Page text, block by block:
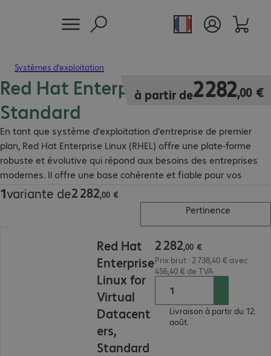
Systèmes d’exploitation
Red Hat Enterprise Linux
Standard
En tant que système d'exploitation d'entreprise de premier
plan, Red Hat Enterprise Linux (RHEL) offre une plate-forme
robuste et évolutive qui répond aux besoins des entreprises
modernes. Il offre une base cohérente et fiable pour vos
applications et charges de travail, qu'elles fonctionnent dans
des environnements physiques, virtuels ou de cloud.
à partir de2282,00 €
2 282,00 €
1variante de2282,00 €
2 282,00 €
Pertinence
Red Hat
Enterprise
Linux for
Virtual
Datacent
ers,
Standard
2282,00 €
Prix brut : 2 738,40 € avec
456,40 € de TVA
Livraison à partir du 12.
août.